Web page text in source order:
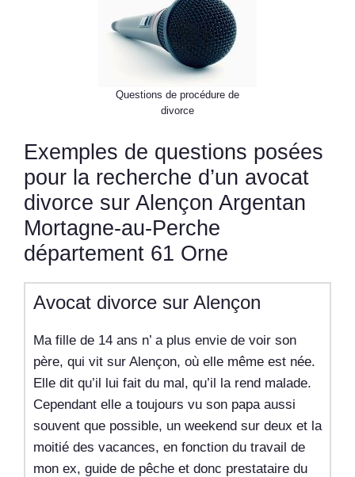
Questions de procédure de
divorce
Exemples de questions posées
pour la recherche d’un avocat
divorce sur Alençon Argentan
Mortagne-au-Perche
département 61 Orne
Avocat divorce sur Alençon
Ma fille de 14 ans n’ a plus envie de voir son
père, qui vit sur Alençon, où elle même est née.
Elle dit qu’il lui fait du mal, qu’il la rend malade.
Cependant elle a toujours vu son papa aussi
souvent que possible, un weekend sur deux et la
moitié des vacances, en fonction du travail de
mon ex, guide de pêche et donc prestataire du